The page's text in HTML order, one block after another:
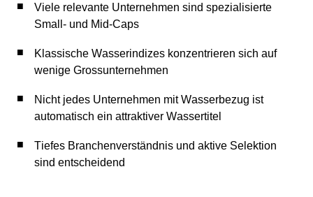
Viele relevante Unter­nehmen sind spezia­li­sierte
Small- und Mid-Caps
Klassi­sche Wasser­in­dizes konzen­trieren sich auf
wenige Gross­un­ter­nehmen
Nicht jedes Unter­nehmen mit Wasser­bezug ist
automa­tisch ein attrak­tiver Wasser­titel
Tiefes Branchen­ver­ständnis und aktive Selek­tion
sind entschei­dend